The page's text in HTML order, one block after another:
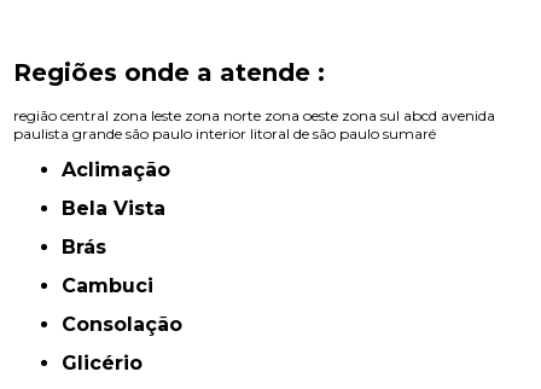
Regiões onde a atende :
região central zona leste zona norte zona oeste zona sul abcd avenida
paulista grande são paulo interior litoral de são paulo sumaré
Aclimação
Bela Vista
Brás
Cambuci
Consolação
Glicério